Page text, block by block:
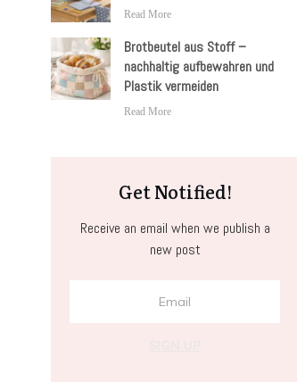
Read More
Brotbeutel aus Stoff –
nachhaltig aufbewahren und
Plastik vermeiden
Read More
Get Notified!
Receive an email when we publish a
new post